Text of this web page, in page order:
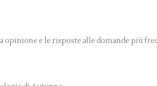
opinione e le risposte alle domande più